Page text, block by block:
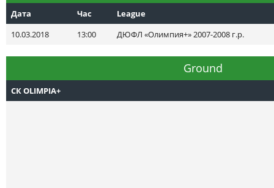
Дата Час
League
10.03.2018
13:00 ДЮФЛ «Олимпия+» 2007-2008 г.р.
Ground
СК OLIMPIA+